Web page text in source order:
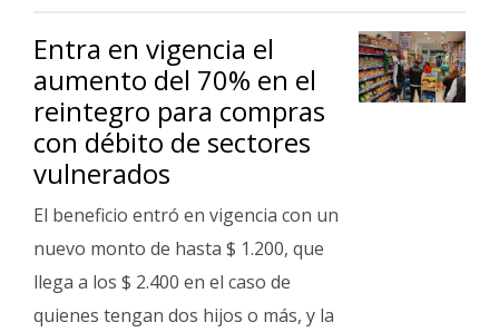
Entra en vigencia el
aumento del 70% en el
reintegro para compras
con débito de sectores
vulnerados
El beneficio entró en vigencia con un
nuevo monto de hasta $ 1.200, que
llega a los $ 2.400 en el caso de
quienes tengan dos hijos o más, y la